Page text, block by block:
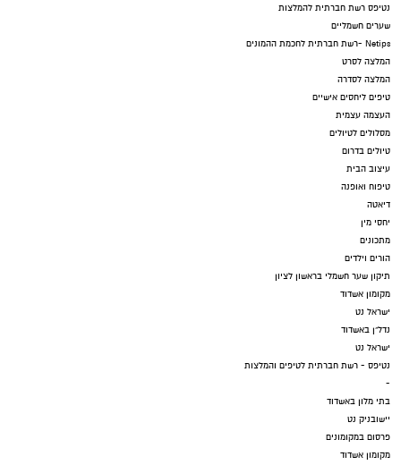
נטיפס רשת חברתית להמלצות
שערים חשמליים
Netips -רשת חברתית לחכמת ההמונים
המלצה לסרט
המלצה לסדרה
טיפים ליחסים אישיים
העצמה עצמית
מסלולים לטיולים
טיולים בדרום
עיצוב הבית
טיפוח ואופנה
דיאטה
יחסי מין
מתכונים
הורים וילדים
תיקון שער חשמלי בראשון לציון
מקומון אשדוד
ישראל נט
נדל"ן באשדוד
ישראל נט
נטיפס - רשת חברתית לטיפים והמלצות
-
בתי מלון באשדוד
יישובניק נט
פרסום במקומונים
מקומון אשדוד